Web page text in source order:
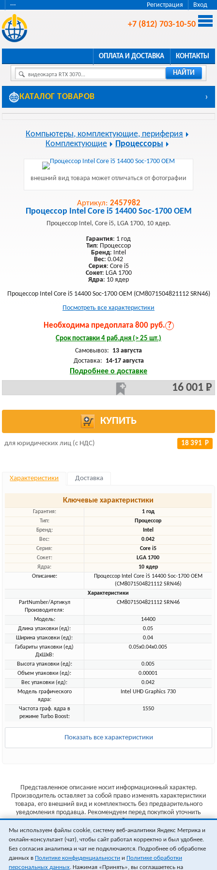
Регистрация Вход
···
+7 (812) 703-10-50
ОПЛАТА И ДОСТАВКА КОНТАКТЫ
видеокарта RTX 3070... НАЙТИ
КАТАЛОГ ТОВАРОВ ›
Компьютеры, комплектующие, периферия
Комплектующие
Процессоры
внешний вид товара может отличаться от фотографии
Артикул: 2457982
Процессор Intel Core i5 14400 Soc-1700 OEM
Процессор Intel, Core i5, LGA 1700, 10 ядер.
Гарантия: 1 год
Тип: Процессор
Бренд: Intel
Вес: 0.042
Серия: Core i5
Сокет: LGA 1700
Ядра: 10 ядер
Процессор Intel Core i5 14400 Soc-1700 OEM (CM8071504821112 SRN46)
Посмотреть все характеристики
Необходима предоплата 800 руб. ?
Срок поставки 4 раб.дня (> 25 шт.)
Самовывоз: 13 августа
Доставка: 14-17 августа
Подробнее о доставке
16 001 Р
КУПИТЬ
для юридических лиц (с НДС) 18 391 Р
Характеристики Доставка
Ключевые характеристики
Гарантия:
1 год
Тип:
Процессор
Бренд:
Intel
Вес:
0.042
Серия:
Core i5
Сокет:
LGA 1700
Ядра:
10 ядер
Описание:
Процессор Intel Core i5 14400 Soc-1700 OEM
(CM8071504821112 SRN46)
Характеристики
PartNumber/Артикул
Производителя:
CM8071504821112 SRN46
Модель:
14400
Длина упаковки (ед):
0.05
Ширина упаковки (ед):
0.04
Габариты упаковки (ед)
ДхШхВ:
0.05x0.04x0.005
Высота упаковки (ед):
0.005
Объем упаковки (ед):
0.00001
Вес упаковки (ед):
0.042
Модель графического
ядра:
Intel UHD Graphics 730
Частота граф. ядра в
режиме Turbo Boost:
1550
Показать все характеристики
Представленное описание носит информационный характер.
Производитель оставляет за собой право изменять характеристики
товара, его внешний вид и комплектность без предварительного
уведомления продавца. Рекомендуем перед покупкой уточнить
характеристики товара на сайте производителя.
Указанные цены не являются публичной офертой (ст.435 ГК РФ).
Стоимость и наличие товара уточняйте у менеджера.
Мы используем файлы cookie, систему веб-аналитики Яндекс Метрика и
онлайн-консультант (чат), чтобы сайт работал корректно и был удобнее.
Без согласия аналитика и чат не подключаются. Подробнее об обработке
данных в Политике конфиденциальности и Политике обработки
персональных данных. Нажимая «Принять», вы соглашаетесь на